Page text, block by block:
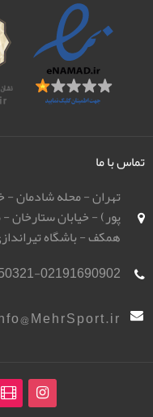
تماس با ما
تهران - محله شادمان -
پور) - خیابان ستارخان
همکف - باشگاه
02191690902